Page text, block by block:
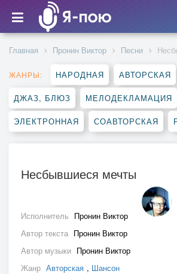
Главная Пронин Виктор Песни
ЖАНРЫ: НАРОДНАЯ АВТОРСКАЯ
ДЖАЗ, БЛЮЗ МЕЛОДЕКЛАМАЦИЯ
ЭЛЕКТРОННАЯ СОАВТОРСКАЯ
Несбывшиеся мечты
Исполнитель Пронин Виктор
Автор текста Пронин Виктор
Автор музыки Пронин Виктор
Жанр Авторская , Шансон